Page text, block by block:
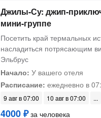
Джилы-Су: джип-
мини-группе
Посетить край термальных
насладиться потрясающим
Эльбрус
Начало: У вашего отеля
Расписание: ежедневно в
9 авг в 07:00 10 авг в 07:00
4000 ₽за человека